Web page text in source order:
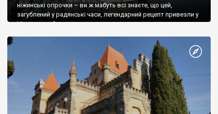
ніжинські огірочки – ви ж мабуть всі знаєте, що цей,
загублений у радянські часи, легендарний рецепт привезли у
Ніжин греки?